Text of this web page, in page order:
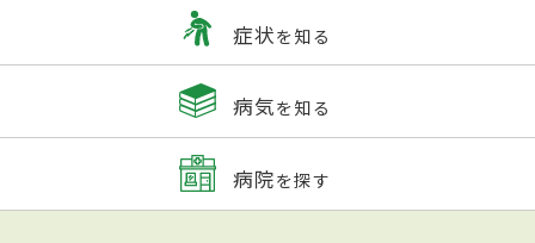
症状を知る
病気を知る
病院を探す